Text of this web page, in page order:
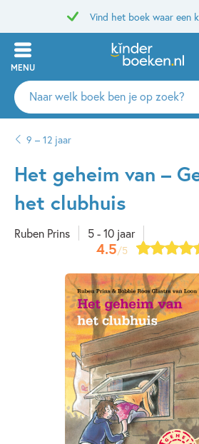
Vind het boek waar een
MENU
Zoeken
naar
auteurs
uitgevers
9 – 12 jaar
Het geheim van –
het clubhuis
Ruben Prins 5 - 10 jaar
4.5/5